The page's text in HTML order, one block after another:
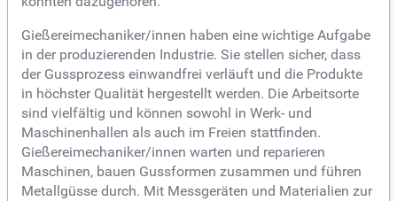
Gießereimechaniker/innen haben eine wichtige Aufgabe
in der produzierenden Industrie. Sie stellen sicher, dass
der Gussprozess einwandfrei verläuft und die Produkte
in höchster Qualität hergestellt werden. Die Arbeitsorte
sind vielfältig und können sowohl in Werk- und
Maschinenhallen als auch im Freien stattfinden.
Gießereimechaniker/innen warten und reparieren
Maschinen, bauen Gussformen zusammen und führen
Metallgüsse durch. Mit Messgeräten und Materialien zur